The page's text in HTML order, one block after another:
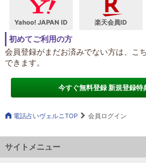
Yahoo! JAPAN ID 楽天会員ID
初めてご利用の方
会員登録がまだお済みでない方は、こ
できます。
今すぐ無料登録 新規登録特
電話占いヴェルニTOP 会員ログイン
サイトメニュー